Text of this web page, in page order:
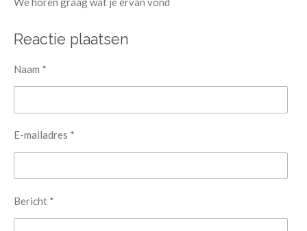
Reactie plaatsen
Naam *
E-mailadres *
Bericht *